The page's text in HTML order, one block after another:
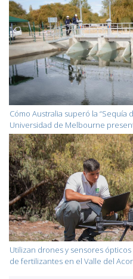
Cómo Australia superó la “Sequía
Universidad de Melbourne
Utilizan drones y sensores
de fertilizantes en el Valle del